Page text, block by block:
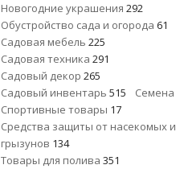
Новогодние украшения 292
Обустройство сада и огорода 61
Садовая мебель 225
Садовая техника 291
Садовый декор 265
Садовый инвентарь 515 Семена
Спортивные товары 17
Средства защиты от насекомых и
грызунов 134
Товары для полива 351